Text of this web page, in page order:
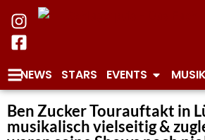
NEWS STARS EVENTS MUSIK
Ben Zucker Tourauftakt in
musikalisch vielseitig &